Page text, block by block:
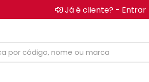
Já é cliente? - Entrar